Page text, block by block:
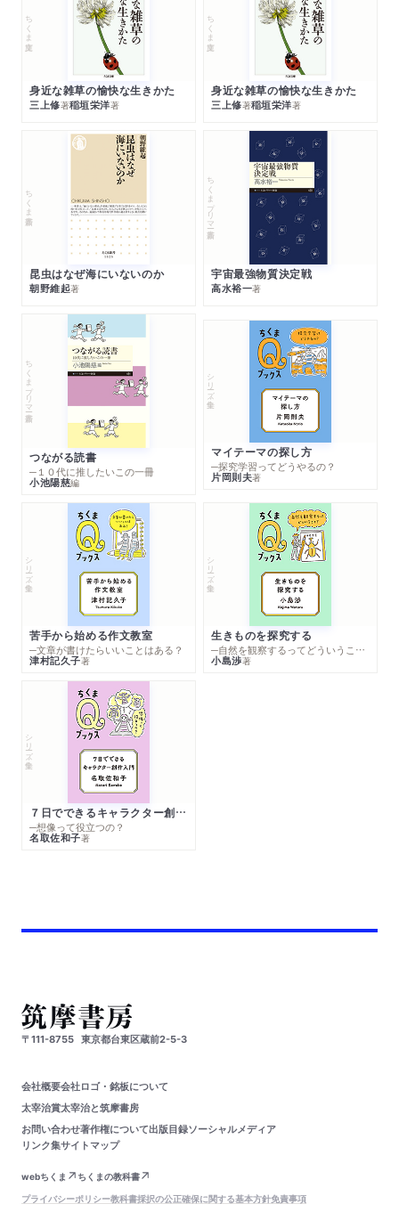
ちくま文庫
身近な雑草の愉快な生きかた
三上修著稲垣栄洋著
ちくま文庫
身近な雑草の愉快な生きかた
三上修著稲垣栄洋著
ちくま新書
昆虫はなぜ海にいないのか
朝野維起著
ちくまプリマー新書
宇宙最強物質決定戦
高水裕一著
ちくまプリマー新書
つながる読書
─１０代に推したいこの一冊
小池陽慈編
シリーズ・全集
マイテーマの探し方
─探究学習ってどうやるの？
片岡則夫著
シリーズ・全集
苦手から始める作文教室
─文章が書けたらいいことはある？
津村記久子著
シリーズ・全集
生きものを探究する
─自然を観察するってどういうこと？
小島渉著
シリーズ・全集
７日でできるキャラクター創作入門
─想像って役立つの？
名取佐和子著
〒111-8755 東京都台東区蔵前2-5-3
会社概要会社ロゴ・銘板について
太宰治賞太宰治と筑摩書房
お問い合わせ著作権について出版目録ソーシャルメディア
リンク集サイトマップ
webちくま
ちくまの教科書
プライバシーポリシー教科書採択の公正確保に関する基本方針免責事項